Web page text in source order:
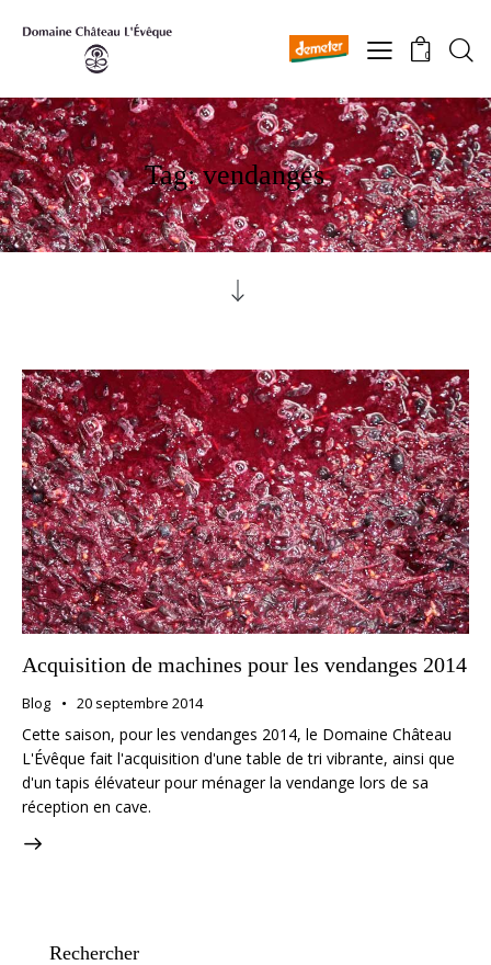
0
Tag: vendanges
Acquisition de machines pour les vendanges 2014
Blog 20 septembre 2014
Cette saison, pour les vendanges 2014, le Domaine Château
L'Évêque fait l'acquisition d'une table de tri vibrante, ainsi que
d'un tapis élévateur pour ménager la vendange lors de sa
réception en cave.
Rechercher